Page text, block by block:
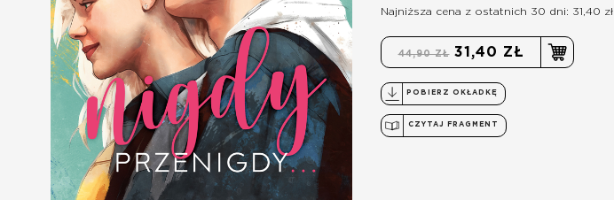
Najniższa cena z ostatnich 30 dni: 31,40 zł
44,90 ZŁ 31,40 ZŁ
POBIERZ OKŁADKĘ
CZYTAJ FRAGMENT